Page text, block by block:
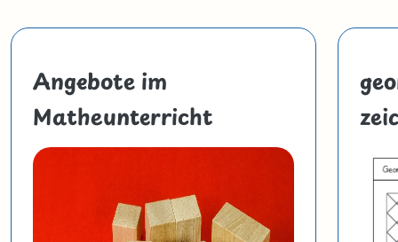
Angebote im
Matheunterricht